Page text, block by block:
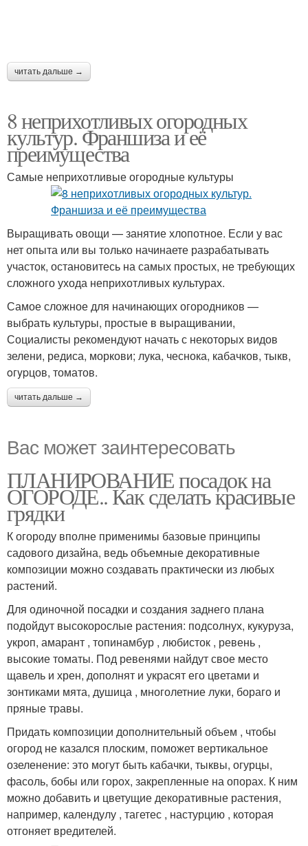
читать дальше →
8 неприхотливых огородных
культур. Франшиза и её
преимущества
Самые неприхотливые огородные культуры
Выращивать овощи — занятие хлопотное. Если у вас
нет опыта или вы только начинаете разрабатывать
участок, остановитесь на самых простых, не требующих
сложного ухода неприхотливых культурах.
Самое сложное для начинающих огородников —
выбрать культуры, простые в выращивании,
Социалисты рекомендуют начать с некоторых видов
зелени, редиса, моркови; лука, чеснока, кабачков, тыкв,
oгypцов, томатов.
читать дальше →
Вас может заинтересовать
ПЛАНИРОВАНИЕ посадок на
ОГОРОДЕ.. Как сделать красивые
грядки
К огороду вполне применимы базовые принципы
садового дизайна, ведь объемные декоративные
композиции можно создавать практически из любых
растений.
Для одиночной посадки и создания заднего плана
подойдут высокорослые растения: подсолнух, кукуруза,
укроп, амарант , топинамбур , любисток , ревень ,
высокие томаты. Под ревенями найдут свое место
щавель и хрен, дополнят и украсят его цветами и
зонтиками мята, душица , многолетние луки, бораго и
пряные травы.
Придать композиции дополнительный объем , чтобы
огород не казался плоским, поможет вертикальное
озеленение: это могут быть кабачки, тыквы, огурцы,
фасоль, бобы или горох, закрепленные на опорах. К ним
можно добавить и цветущие декоративные растения,
например, календулу , тагетес , настурцию , которая
отгоняет вредителей.